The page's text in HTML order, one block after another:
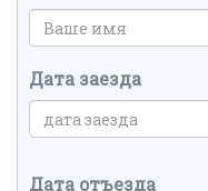
Дата заезда
Дата отъезда